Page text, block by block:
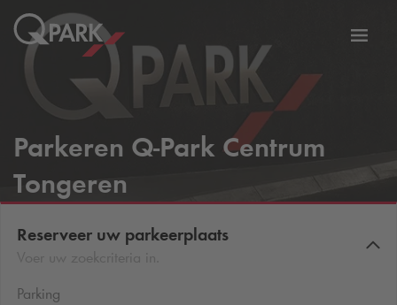
Parkeren Q-Park Centrum
Tongeren
Reserveer uw parkeerplaats
Parking